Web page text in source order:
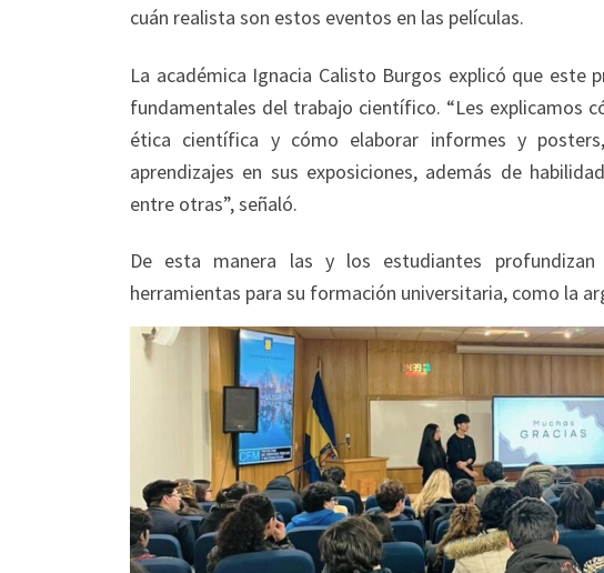
cuán realista son estos eventos en las películas.
La académica Ignacia Calisto Burgos explicó que
fundamentales del trabajo científico. “Les explicamos
ética científica y cómo elaborar informes y
aprendizajes en sus exposiciones, además de
entre otras”, señaló.
De esta manera las y los estudiantes
herramientas para su formación universitaria, como la